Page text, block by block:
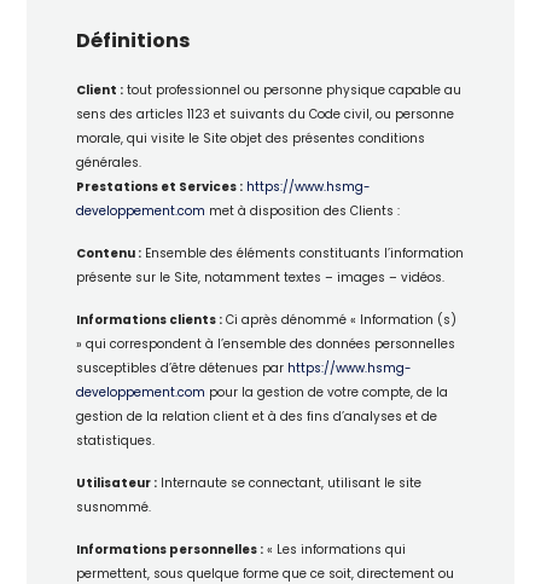
Définitions
Client :tout professionnel ou personne physique capable au
sens des articles 1123 et suivants du Code civil, ou personne
morale, qui visite le Site objet des présentes conditions
générales.
Prestations et Services : https://www.hsmg-
developpement.com met à disposition des Clients :
Contenu :Ensemble des éléments constituants l’information
présente sur le Site, notamment textes – images – vidéos.
Informations clients :Ci après dénommé « Information (s)
» qui correspondent à l’ensemble des données personnelles
susceptibles d’être détenues par https://www.hsmg-
developpement.com pour la gestion de votre compte, de la
gestion de la relation client et à des fins d’analyses et de
statistiques.
Utilisateur :Internaute se connectant, utilisant le site
susnommé.
Informations personnelles :« Les informations qui
permettent, sous quelque forme que ce soit, directement ou